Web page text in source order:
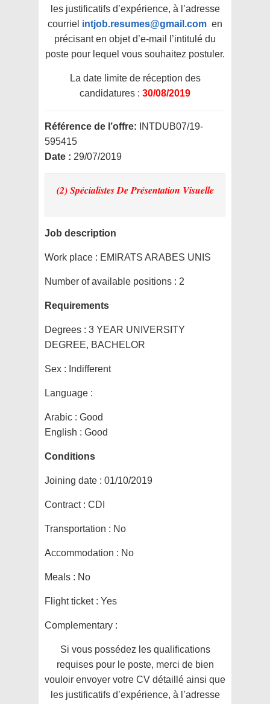
les justificatifs d’expérience, à l’adresse
courriel intjob.resumes@gmail.com en
précisant en objet d’e-mail l’intitulé du
poste pour lequel vous souhaitez postuler.
La date limite de réception des
candidatures : 30/08/2019
Référence de l’offre: INTDUB07/19-
595415
Date : 29/07/2019
(2) Spécialistes De Présentation Visuelle
Job description
Work place : EMIRATS ARABES UNIS
Number of available positions : 2
Requirements
Degrees : 3 YEAR UNIVERSITY
DEGREE, BACHELOR
Sex : Indifferent
Language :
Arabic : Good
English : Good
Conditions
Joining date : 01/10/2019
Contract : CDI
Transportation : No
Accommodation : No
Meals : No
Flight ticket : Yes
Complementary :
Si vous possédez les qualifications
requises pour le poste, merci de bien
vouloir envoyer votre CV détaillé ainsi que
les justificatifs d’expérience, à l’adresse